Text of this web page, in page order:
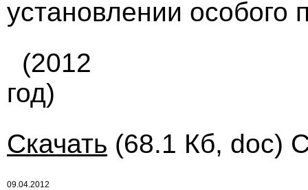
установлении особого
(2012
год)
Скачать (68.1 Кб, doc)
09.04.2012